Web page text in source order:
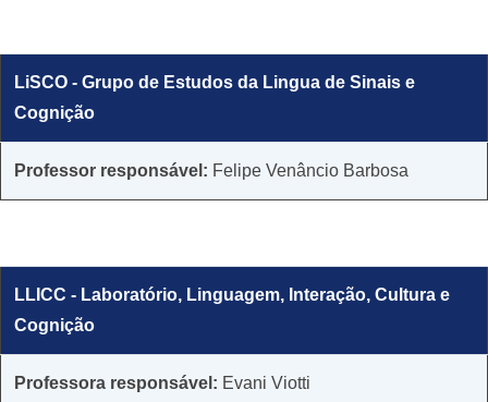
​LiSCO - Grupo de Estudos da Lingua de Sinais e
Cognição
​Professor responsável: Felipe Venâncio Barbosa
LLICC - Laboratório, Linguagem, Interação, Cultura e
Cognição
​Professora responsável: Evani Viotti